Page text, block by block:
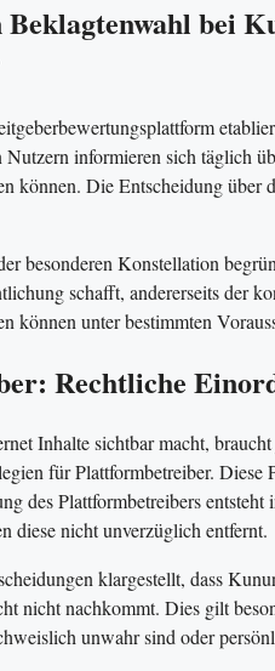
bei
informieren sich täglich
können. Die Entscheidung über
besonderen Konstellation
schafft, andererseits der
können unter bestimmten
Rechtliche
Inhalte sichtbar macht,
für Plattformbetreiber.
des Plattformbetreibers entsteht
diese nicht unverzüglich entfernt.
klargestellt, dass
nicht nachkommt. Dies gilt
unwahr sind oder